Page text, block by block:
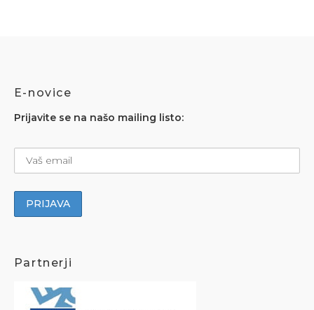
E-novice
Prijavite se na našo mailing listo:
Partnerji